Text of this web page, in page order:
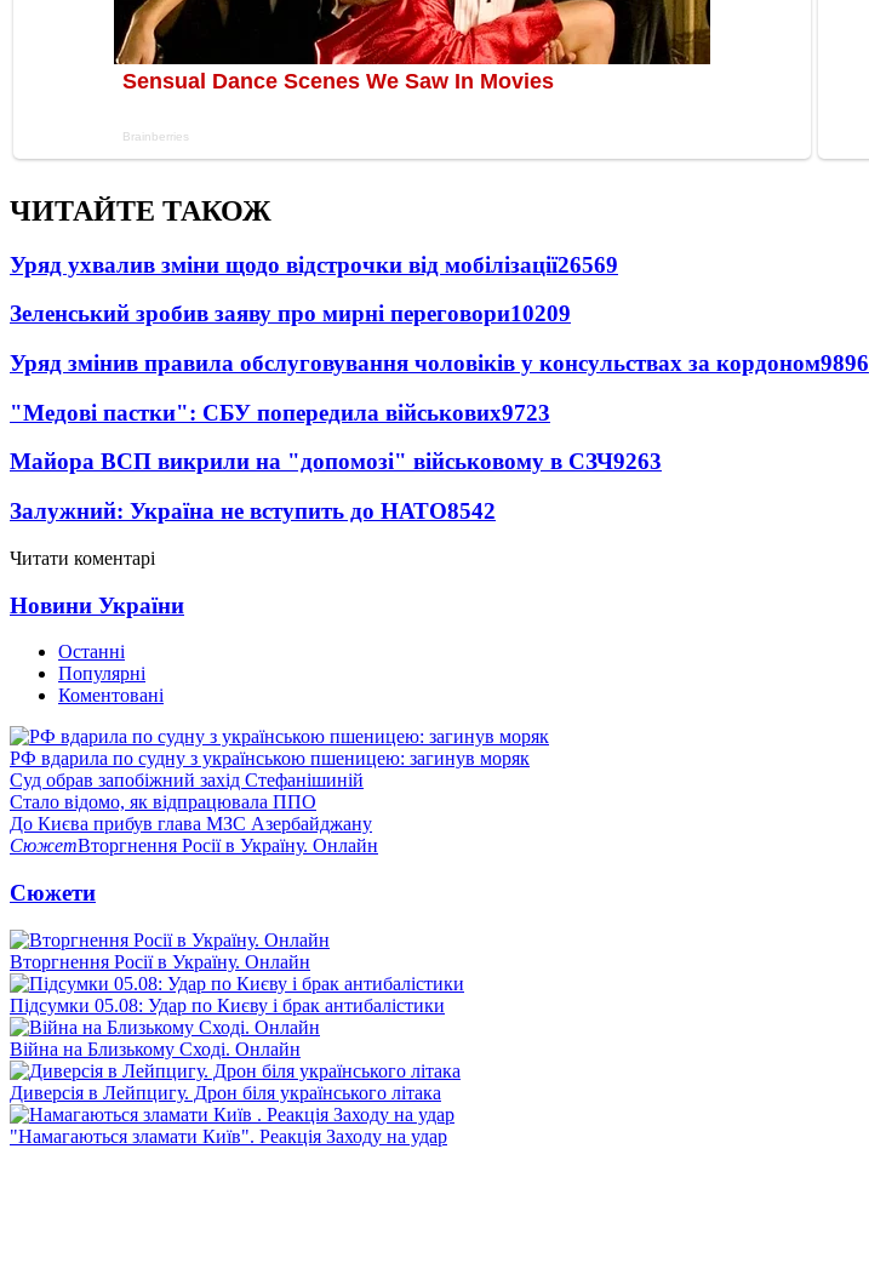
ЧИТАЙТЕ ТАКОЖ
Уряд ухвалив зміни щодо відстрочки від мобілізації26569
Зеленський зробив заяву про мирні переговори10209
Уряд змінив правила обслуговування чоловіків у консульствах за кордоном9896
"Медові пастки": СБУ попередила військових9723
Майора ВСП викрили на "допомозі" військовому в СЗЧ9263
Залужний: Україна не вступить до НАТО8542
Читати коментарі
Новини України
Останні
Популярні
Коментовані
РФ вдарила по судну з українською пшеницею: загинув моряк
Суд обрав запобіжний захід Стефанішиній
Стало відомо, як відпрацювала ППО
До Києва прибув глава МЗС Азербайджану
СюжетВторгнення Росії в Україну. Онлайн
Сюжети
Вторгнення Росії в Україну. Онлайн
Підсумки 05.08: Удар по Києву і брак антибалістики
Війна на Близькому Сході. Онлайн
Диверсія в Лейпцигу. Дрон біля українського літака
"Намагаються зламати Київ". Реакція Заходу на удар